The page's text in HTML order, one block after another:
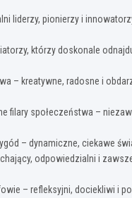
liderzy, pionierzy i
którzy doskonale
– kreatywne, radosne i
filary społeczeństwa –
– dynamiczne, ciekawe
odpowiedzialni i
– refleksyjni, dociekliwi i